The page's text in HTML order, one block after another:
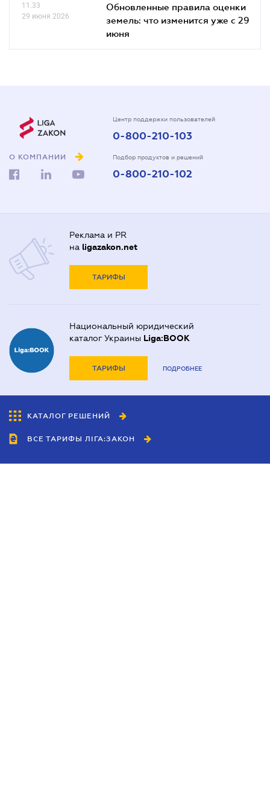
11.33
29 июня 2026
Обновленные правила оценки
земель: что изменится уже с 29
июня
О КОМПАНИИ
Центр поддержки пользователей
0-800-210-103
Подбор продуктов и решений
0-800-210-102
Реклама и PR
на ligazakon.net
ТАРИФЫ
Национальный юридический
каталог Украины Liga:BOOK
ТАРИФЫ ПОДРОБНЕЕ
КАТАЛОГ РЕШЕНИЙ
ВСЕ ТАРИФЫ ЛІГА:ЗАКОН